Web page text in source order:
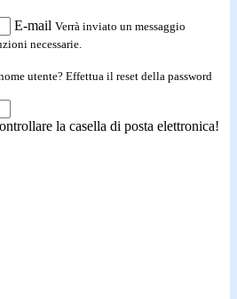
E-mail Verrà inviato un messaggio
necessarie.
utente? Effettua il reset della password
la casella di posta elettronica!